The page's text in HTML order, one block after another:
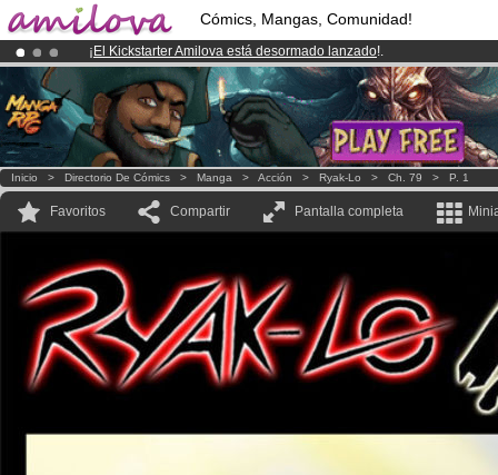
Cómics, Mangas, Comunidad!
¡ El Kickstarter Amilova está desormado lanzado!.
¡Ya tenemos 134393miembrosy 1208Cómics y Mangas!.
¡Conviertete en Premium por3.95 euros al mes!Hazte Premium ya
Inicio > Directorio De Cómics > Manga > Acción > Ryak-Lo > Ch. 79 > P. 1
Favoritos Compartir Pantalla completa